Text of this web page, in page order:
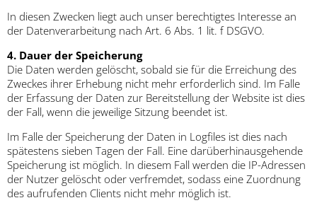
In diesen Zwecken liegt auch unser berechtigtes Interesse an
der Datenverarbeitung nach Art. 6 Abs. 1 lit. f DSGVO.
4. Dauer der Speicherung
Die Daten werden gelöscht, sobald sie für die Erreichung des
Zweckes ihrer Erhebung nicht mehr erforderlich sind. Im Falle
der Erfassung der Daten zur Bereitstellung der Website ist dies
der Fall, wenn die jeweilige Sitzung beendet ist.
Im Falle der Speicherung der Daten in Logfiles ist dies nach
spätestens sieben Tagen der Fall. Eine darüberhinausgehende
Speicherung ist möglich. In diesem Fall werden die IP-Adressen
der Nutzer gelöscht oder verfremdet, sodass eine Zuordnung
des aufrufenden Clients nicht mehr möglich ist.